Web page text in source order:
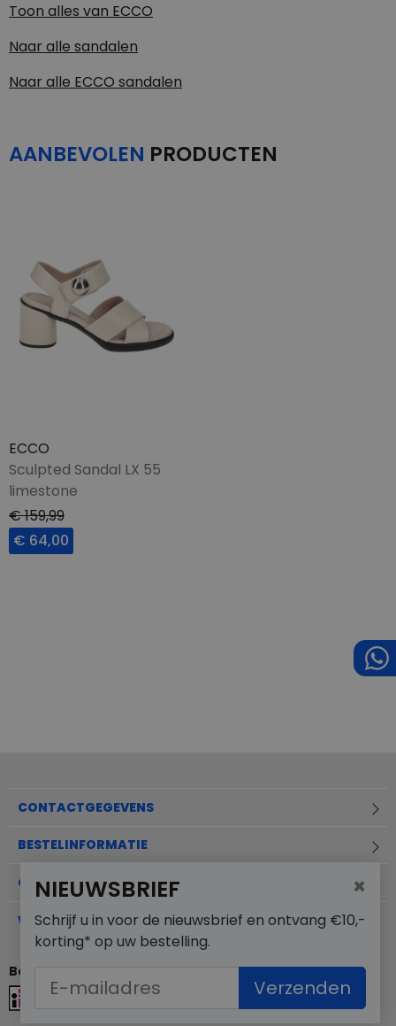
Toon alles van ECCO
Naar alle sandalen
Naar alle ECCO sandalen
AANBEVOLEN PRODUCTEN
ECCO
Sculpted Sandal LX 55
limestone
€ 159,99
€ 64,00
CONTACTGEGEVENS
BESTELINFORMATIE
OVER MERKSCHOENENSTUNTER.NL
VEELGESTELDE VRAGEN
Betaalmogelijkheden
×
NIEUWSBRIEF
Schrijf u in voor de nieuwsbrief en ontvang €10,-
korting* op uw bestelling.
Verzenden